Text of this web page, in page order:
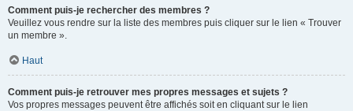
Comment puis-je rechercher des membres ?
Veuillez vous rendre sur la liste des membres puis cliquer sur le lien « Trouver
un membre ».
Haut
Comment puis-je retrouver mes propres messages et sujets ?
Vos propres messages peuvent être affichés soit en cliquant sur le lien